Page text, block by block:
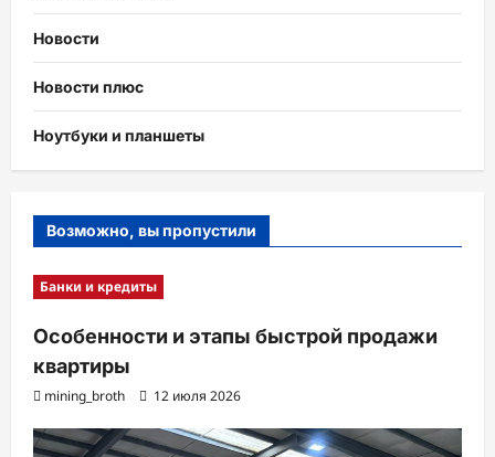
Новости
Новости плюс
Ноутбуки и планшеты
Возможно, вы пропустили
Банки и кредиты
Особенности и этапы быстрой продажи
квартиры
mining_broth 12 июля 2026